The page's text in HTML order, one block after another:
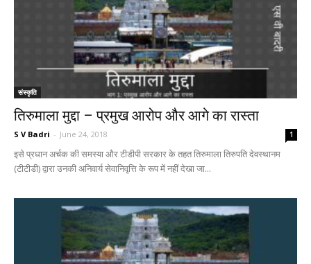
संस्कृति
तिरुमाला मुद्दा – प्रमुख आरोप और आगे का रास्ता
S V Badri - June 24, 2018 1
इसे प्रधान अर्चक की समस्या और टीडीपी सरकार के तहत तिरुमाला तिरुपति देवस्थानम
(टीटीडी) द्वारा उनकी अनिवार्य सेवानिवृत्ति के रूप में नहीं देखा जा...